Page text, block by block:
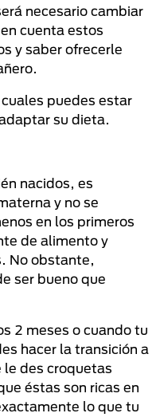
necesario cambiar
cuenta estos
y saber ofrecerle
puedes estar
su dieta.
nacidos, es
y no se
en los primeros
de alimento y
No obstante,
ser bueno que
2 meses o cuando tu
hacer la transición a
des croquetas
éstas son ricas en
lo que tu